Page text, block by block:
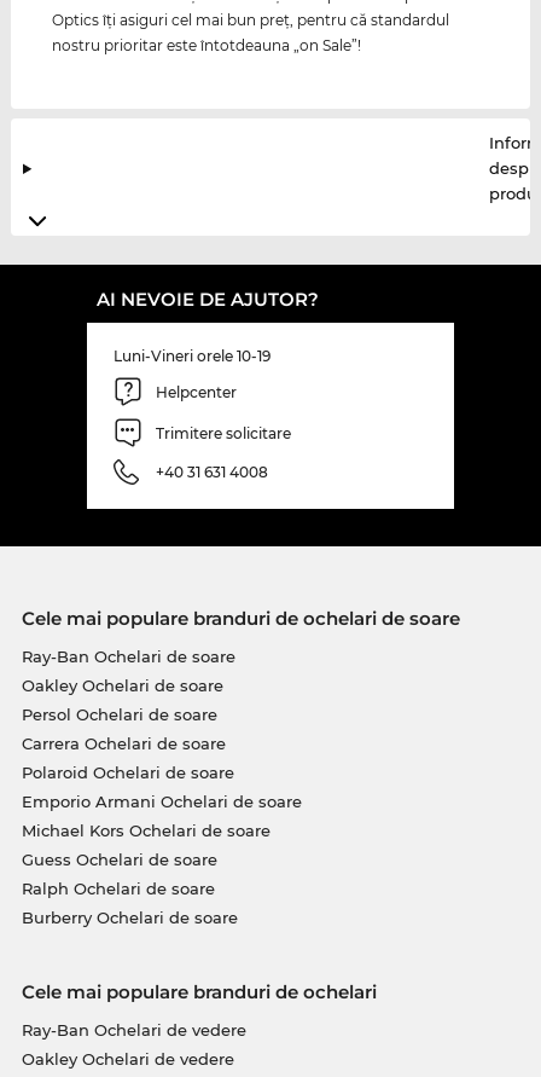
Optics îţi asiguri cel mai bun preţ, pentru că standardul
nostru prioritar este întotdeauna „on Sale”!
AI NEVOIE DE AJUTOR?
Luni-Vineri orele 10-19
Helpcenter
Trimitere solicitare
+40 31 631 4008
Cele mai populare branduri de ochelari de soare
Ray-Ban Ochelari de soare
Oakley Ochelari de soare
Persol Ochelari de soare
Carrera Ochelari de soare
Polaroid Ochelari de soare
Emporio Armani Ochelari de soare
Michael Kors Ochelari de soare
Guess Ochelari de soare
Ralph Ochelari de soare
Burberry Ochelari de soare
Cele mai populare branduri de ochelari
Ray-Ban Ochelari de vedere
Oakley Ochelari de vedere